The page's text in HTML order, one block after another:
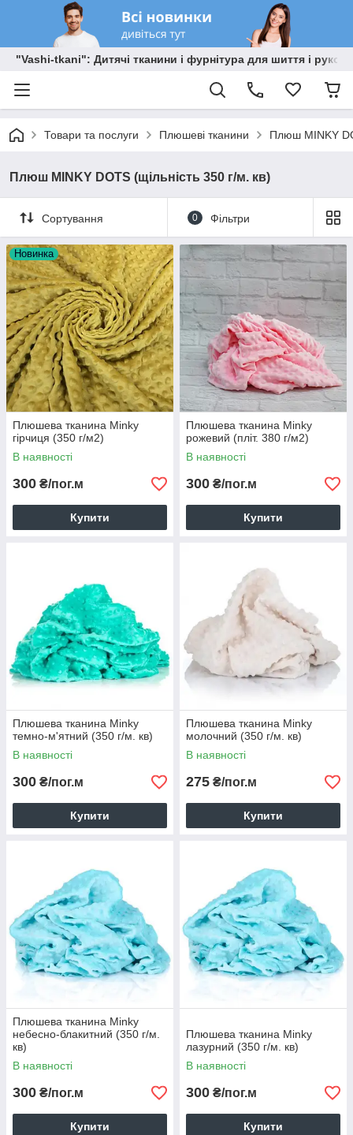
"Vashi-tkani": Дитячі тканини і фурнітура для шиття і
Товари та послуги Плюшеві тканини Плюш MINKY
Плюш MINKY DOTS (щільність 350 г/м. кв)
Сортування 0 Фільтри
Новинка
Плюшева тканина Minky
гірчиця (350 г/м2)
В наявності
300 ₴/пог.м
Купити
Плюшева тканина Minky
рожевий (пліт. 380 г/м2)
В наявності
300 ₴/пог.м
Купити
Плюшева тканина Minky
темно-м'ятний (350 г/м. кв)
В наявності
300 ₴/пог.м
Купити
Плюшева тканина Minky
молочний (350 г/м. кв)
В наявності
275 ₴/пог.м
Купити
Плюшева тканина Minky
небесно-блакитний (350 г/м.
кв)
В наявності
300 ₴/пог.м
Купити
Плюшева тканина Minky
лазурний (350 г/м. кв)
В наявності
300 ₴/пог.м
Купити